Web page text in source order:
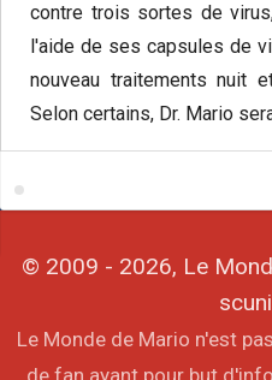
contre trois sortes de
l'aide de ses capsules de
nouveau traitements nuit
Selon certains, Dr. Mario
© 2009 - 2026, Le
Le Monde de Mario n'est
de fan ayant pour but